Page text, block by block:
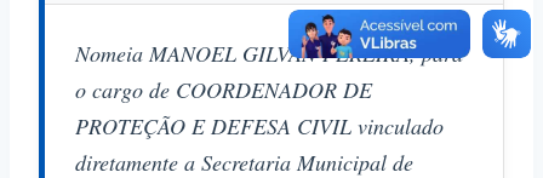
Nomeia MANOEL GILVAN PEREIRA, para
o cargo de COORDENADOR DE
PROTEÇÃO E DEFESA CIVIL vinculado
diretamente a Secretaria Municipal de